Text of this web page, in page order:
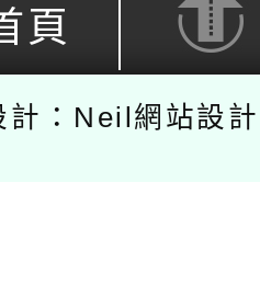
頁
計：Neil網站設